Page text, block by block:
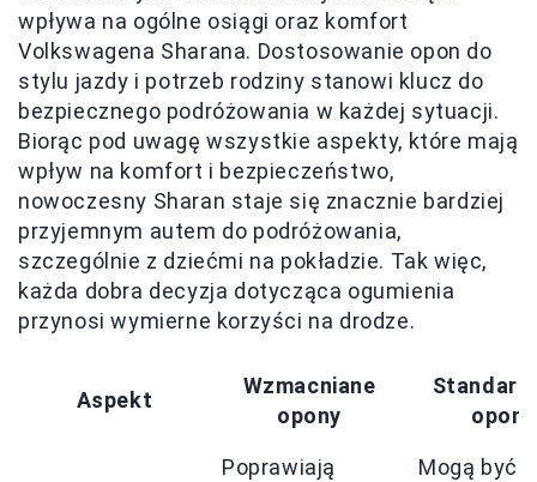
wpływa na ogólne osiągi oraz komfort
Volkswagena Sharana. Dostosowanie opon do
stylu jazdy i potrzeb rodziny stanowi klucz do
bezpiecznego podróżowania w każdej sytuacji.
Biorąc pod uwagę wszystkie aspekty, które mają
wpływ na komfort i bezpieczeństwo,
nowoczesny Sharan staje się znacznie bardziej
przyjemnym autem do podróżowania,
szczególnie z dziećmi na pokładzie. Tak więc,
każda dobra decyzja dotycząca ogumienia
przynosi wymierne korzyści na drodze.
Aspekt
Wzmacniane
opony
opony
Poprawiają
Mogą być